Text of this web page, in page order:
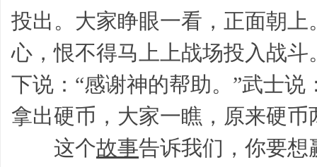
投出。大家睁眼一看，正面朝
心，恨不得马上上战场投入战
下说：“感谢神的帮助。”武士
拿出硬币，大家一瞧，原来硬币
这个故事告诉我们，你要想